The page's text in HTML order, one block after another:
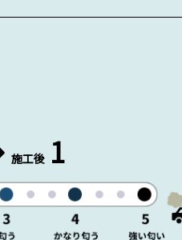
施工後 1